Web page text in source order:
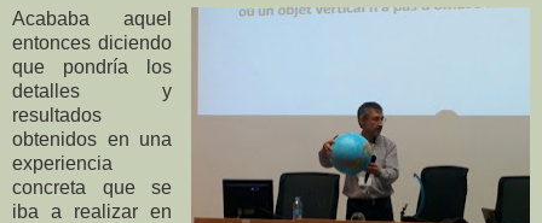
Acababa aquel
entonces diciendo
que pondría los
detalles y
resultados
obtenidos en una
experiencia
concreta que se
iba a realizar en